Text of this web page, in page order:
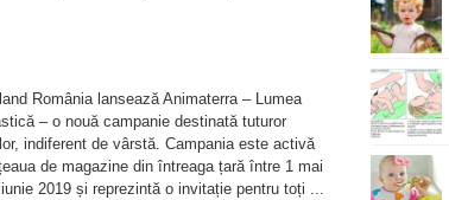
România lansează Animaterra – Lumea
– o nouă campanie destinată tuturor
indiferent de vârstă. Campania este activă
de magazine din întreaga țară între 1 mai
2019 și reprezintă o invitație pentru toți ...